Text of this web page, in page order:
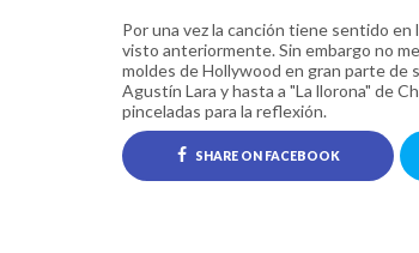
Por una vez la canción tiene sentido en
visto anteriormente. Sin embargo no
moldes de Hollywood en gran parte de
Agustín Lara y hasta a "La llorona" de
pinceladas para la reflexión.
SHARE ON FACEBOOK